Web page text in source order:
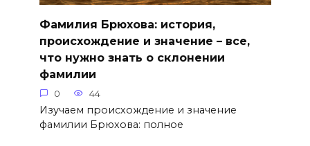
Фамилия Брюхова: история,
происхождение и значение – все,
что нужно знать о склонении
фамилии
0 44
Изучаем происхождение и значение
фамилии Брюхова: полное